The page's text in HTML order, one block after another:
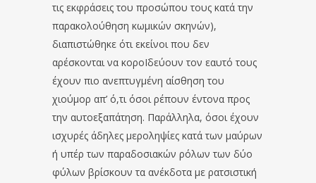
τις εκφράσεις του προσώπου τους κατά την
παρακολούθηση κωμικών σκηνών),
διαπιστώθηκε ότι εκείνοι που δεν
αρέσκονται να κοροΪδεύουν τον εαυτό τους
έχουν πιο ανεπτυγμένη αίσθηση του
χιούμορ απ’ ό,τι όσοι ρέπουν έντονα προς
την αυτοεξαπάτηση. Παράλληλα, όσοι έχουν
ισχυρές άδηλες μεροληψίες κατά των μαύρων
ή υπέρ των παραδοσιακών ρόλων των δύο
φύλων βρίσκουν τα ανέκδοτα με ρατσιστική